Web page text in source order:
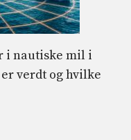
i nautiske mil i
verdt og hvilke